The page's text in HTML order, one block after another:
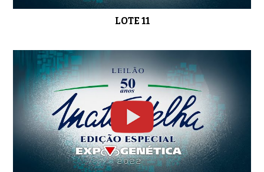
LOTE 11